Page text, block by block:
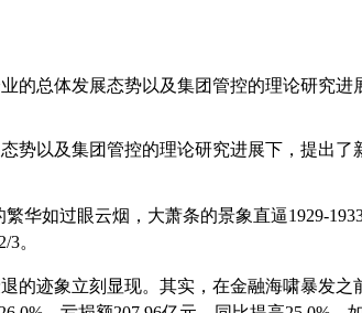
的总体发展态势以及集团管控的理论研究进
势以及集团管控的理论研究进展下，提出了
华如过眼云烟，大萧条的景象直逼1929-
。
的迹象立刻显现。其实，在金融海啸暴发之